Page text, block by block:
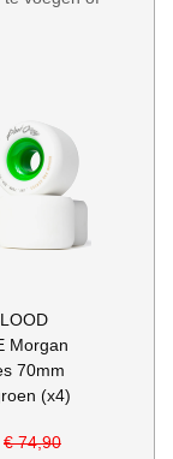
Morgan
70mm
(x4)
€ 74,90